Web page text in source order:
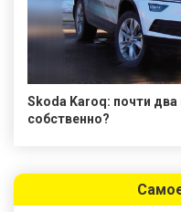
Skoda Karoq: почти
собственно?